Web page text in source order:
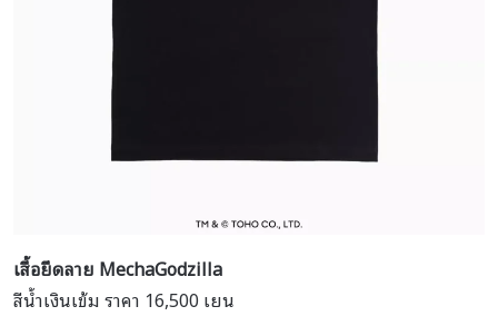
เสื้อยืดลาย MechaGodzilla
สีน้ำเงินเข้ม ราคา 16,500 เยน